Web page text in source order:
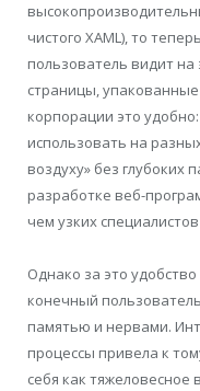
чистого XAML), то
пользователь видит на
страницы,
корпорации это
использовать на
воздуху» без глубоких
разработке веб-
чем узких
Однако за это
конечный
памятью и нервами.
процессы привела к
себя как